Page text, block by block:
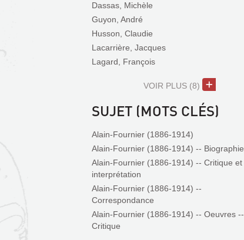
Dassas, Michèle
Guyon, André
Husson, Claudie
Lacarrière, Jacques
Lagard, François
VOIR PLUS (8)
SUJET (MOTS CLÉS)
Alain-Fournier (1886-1914)
Alain-Fournier (1886-1914) -- Biographie
Alain-Fournier (1886-1914) -- Critique et
interprétation
Alain-Fournier (1886-1914) --
Correspondance
Alain-Fournier (1886-1914) -- Oeuvres --
Critique